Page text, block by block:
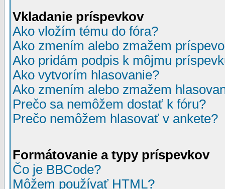
Vkladanie príspevkov
Ako vložím tému do fóra?
Ako zmením alebo zmažem
Ako pridám podpis k môjmu
Ako vytvorím hlasovanie?
Ako zmením alebo zmažem
Prečo sa nemôžem dostať k fóru?
Prečo nemôžem hlasovať v ankete?
Formátovanie a typy príspevkov
Čo je BBCode?
Môžem používať HTML?